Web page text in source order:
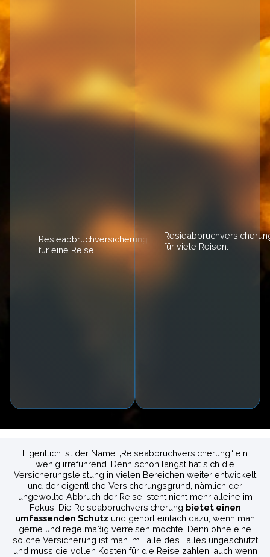
Resieabbruchversicherung
für eine Reise
für viele Reisen.
Eigentlich ist der Name „Reiseabbruchversicherung“ ein
wenig irreführend. Denn schon längst hat sich die
Versicherungsleistung in vielen Bereichen weiter entwickelt
und der eigentliche Versicherungsgrund, nämlich der
ungewollte Abbruch der Reise, steht nicht mehr alleine im
Fokus. Die Reiseabbruchversicherung bietet einen
umfassenden Schutz und gehört einfach dazu, wenn man
gerne und regelmäßig verreisen möchte. Denn ohne eine
solche Versicherung ist man im Falle des Falles ungeschützt
und muss die vollen Kosten für die Reise zahlen, auch wenn